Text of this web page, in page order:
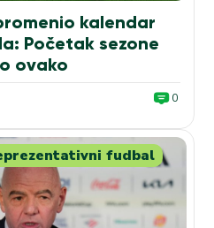
kalendar
Početak sezone
ovako
0
fudbal